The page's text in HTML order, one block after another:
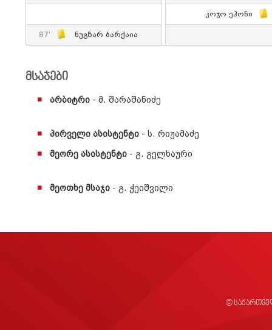
Კოჯო Ეჰონი
87' Ნუგზარ Ბარქაია
მსაჯები
არბიტრი - მ. შარაშანიძე
პირველი ასისტენტი - ს. რიჟამაძე
მეორე ასისტენტი - გ. გელხაური
მეოთხე მსაჯი - გ. ჭეიშვილი
©